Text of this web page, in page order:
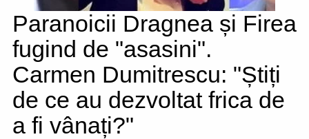
Paranoicii Dragnea și Firea
fugind de "asasini".
Carmen Dumitrescu: "Știți
de ce au dezvoltat frica de
a fi vânați?"